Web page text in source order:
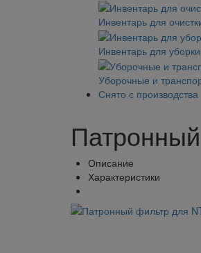
Инвентарь для
Инвентарь для
Уборочные и
Снято с производства
Описание
Характеристики